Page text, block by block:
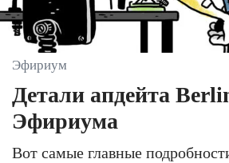
Эфириум
Детали апдейта
Эфириума
Вот самые главные